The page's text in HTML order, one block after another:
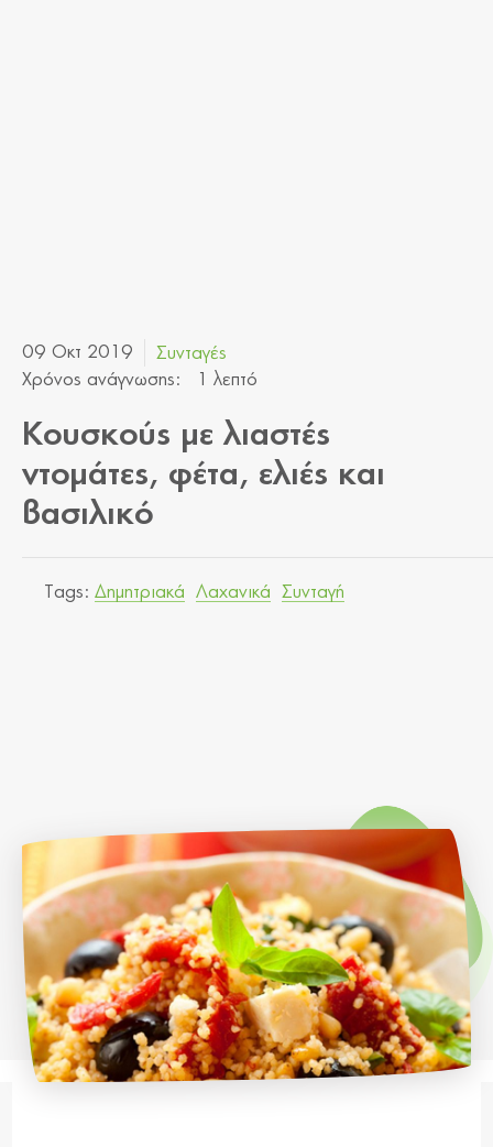
09 Οκτ 2019
Συνταγές
Χρόνος ανάγνωσης:
1 λεπτό
Κουσκούς με λιαστές
ντομάτες, φέτα, ελιές και
βασιλικό
Tags: Δημητριακά Λαχανικά Συνταγή